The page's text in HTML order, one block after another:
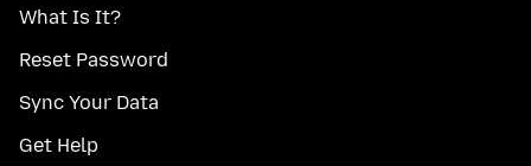
What Is It?
Reset Password
Sync Your Data
Get Help